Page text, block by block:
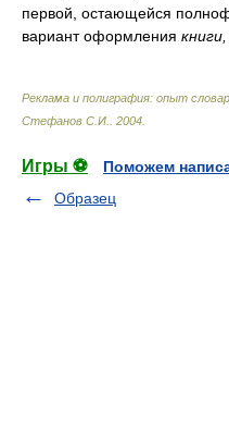
первой, остающейся
вариант оформления
Реклама и полиграфия: опыт
Стефанов С.И.
2004
Игры ⚽
Поможем
Образец